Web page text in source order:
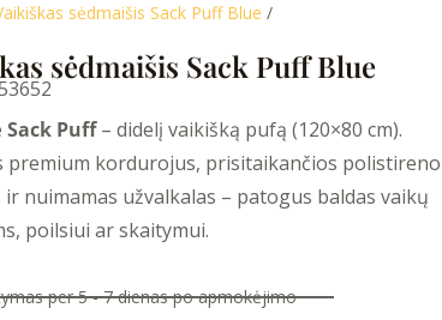
sėdmaišis Sack Puff Blue /
sėdmaišis Sack Puff Blue
Sack Puff– didelį vaikišką pufą (120×80 cm).
premium kordurojus, prisitaikančios polistireno
nuimamas užvalkalas – patogus baldas vaikų
poilsiui ar skaitymui.
per 5 - 7 dienas po apmokėjimo